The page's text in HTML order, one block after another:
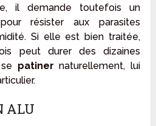
il demande toutefois un
résister aux parasites
Si elle est bien traitée,
peut durer des dizaines
patiner naturellement, lui
ALU